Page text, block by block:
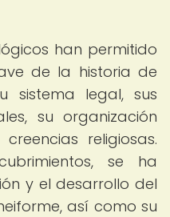
han permitido
de la historia de
sistema legal, sus
su organización
religiosas.
se ha
y el desarrollo del
así como su